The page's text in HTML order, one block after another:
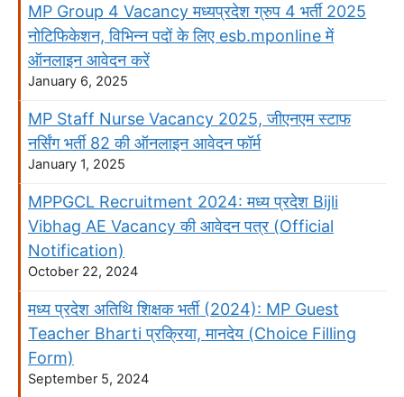
MP Group 4 Vacancy मध्यप्रदेश ग्रुप 4 भर्ती 2025
नोटिफिकेशन, विभिन्न पदों के लिए esb.mponline में
ऑनलाइन आवेदन करें
January 6, 2025
MP Staff Nurse Vacancy 2025, जीएनएम स्टाफ
नर्सिंग भर्ती 82 की ऑनलाइन आवेदन फॉर्म
January 1, 2025
MPPGCL Recruitment 2024: मध्य प्रदेश Bijli
Vibhag AE Vacancy की आवेदन पत्र (Official
Notification)
October 22, 2024
मध्य प्रदेश अतिथि शिक्षक भर्ती (2024): MP Guest
Teacher Bharti प्रक्रिया, मानदेय (Choice Filling
Form)
September 5, 2024